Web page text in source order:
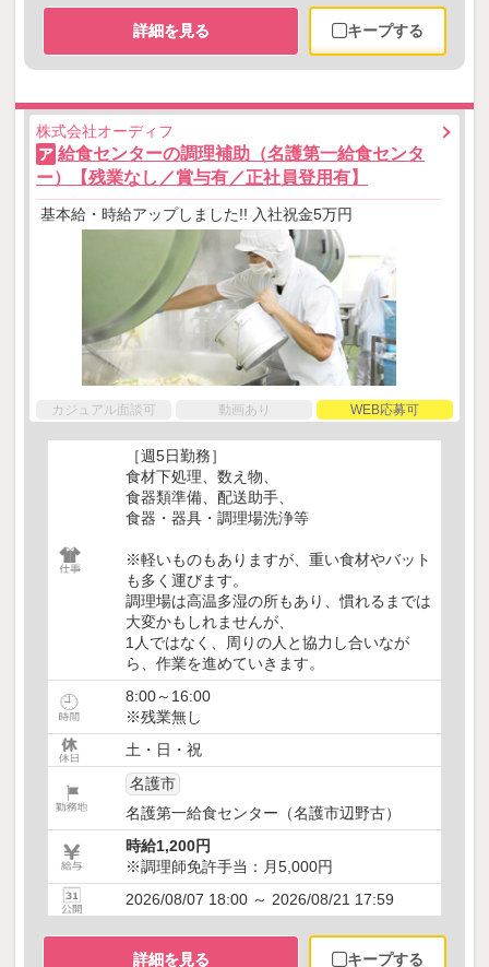
詳細を見る キープする
株式会社オーディフ
ア 給食センターの調理補助（名護第一給食センタ
ー）【残業なし／賞与有／正社員登用有】
基本給・時給アップしました!! 入社祝金5万円
カジュアル面談可 動画あり WEB応募可
［週5日勤務］
食材下処理、数え物、
食器類準備、配送助手、
食器・器具・調理場洗浄等
※軽いものもありますが、重い食材やバット
も多く運びます。
調理場は高温多湿の所もあり、慣れるまでは
大変かもしれませんが、
1人ではなく、周りの人と協力し合いなが
ら、作業を進めていきます。
8:00～16:00
※残業無し
土・日・祝
名護市
名護第一給食センター（名護市辺野古）
時給1,200円
※調理師免許手当：月5,000円
2026/08/07 18:00 ～ 2026/08/21 17:59
詳細を見る キープする